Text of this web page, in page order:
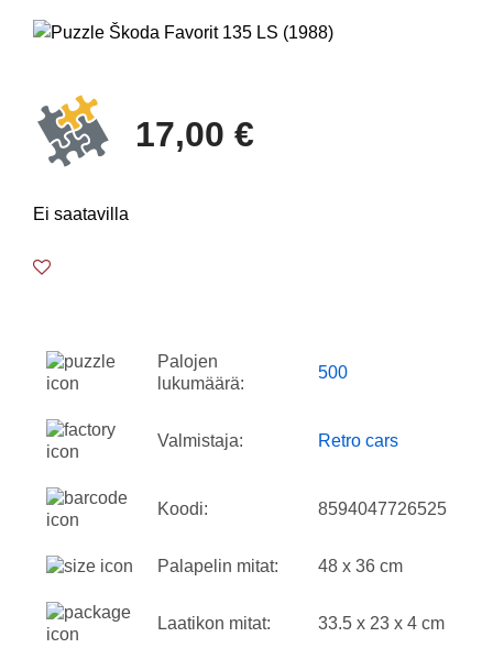
17,00 €
Ei saatavilla
Palojen
lukumäärä:
500
Valmistaja: Retro cars
Koodi: 8594047726525
Palapelin mitat: 48 x 36 cm
Laatikon mitat: 33.5 x 23 x 4 cm